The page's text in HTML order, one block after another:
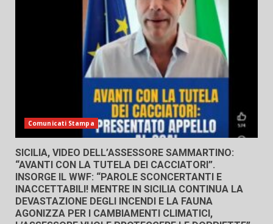
Comunicati Stampa
SICILIA, VIDEO DELL’ASSESSORE SAMMARTINO:
“AVANTI CON LA TUTELA DEI CACCIATORI”.
INSORGE IL WWF: “PAROLE SCONCERTANTI E
INACCETTABILI! MENTRE IN SICILIA CONTINUA LA
DEVASTAZIONE DEGLI INCENDI E LA FAUNA
AGONIZZA PER I CAMBIAMENTI CLIMATICI,